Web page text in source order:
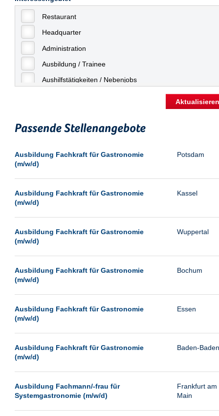
Frankfurt
Frankfurt am Main
Freiburg
Fulda
Göppingen
Hamburg
Heilbronn
Kassel
Laatzen
Leipzig
Magdeburg
Mannheim
Neu-Isenburg
Neubrandenburg
Restaurant
Headquarter
Administration
Ausbildung / Trainee
Aushilfstätigkeiten / Nebenjobs
Sonstiges
Passende Stellenangebote
Ausbildung Fachkraft für Gastronomie
(m/w/d)
Potsdam
Ausbildung Fachkraft für Gastronomie
(m/w/d)
Kassel
Ausbildung Fachkraft für Gastronomie
(m/w/d)
Wuppertal
Ausbildung Fachkraft für Gastronomie
(m/w/d)
Bochum
Ausbildung Fachkraft für Gastronomie
(m/w/d)
Essen
Ausbildung Fachkraft für Gastronomie
(m/w/d)
Baden-Baden
Ausbildung Fachmann/-frau für
Systemgastronomie (m/w/d)
Frankfurt am
Main